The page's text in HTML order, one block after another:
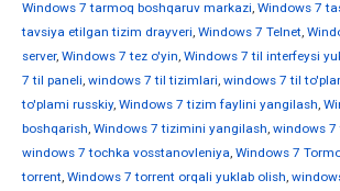
Windows 7 tarmoq boshqaruv markazi, Windows 7
tavsiya etilgan tizim drayveri, Windows 7 Telnet,
server, Windows 7 tez o'yin, Windows 7 til interfeysi
7 til paneli, windows 7 til tizimlari, windows 7 til
to'plami russkiy, Windows 7 tizim faylini yangilash,
boshqarish, Windows 7 tizimini yangilash, windows 7
windows 7 tochka vosstanovleniya, Windows 7
torrent, Windows 7 torrent orqali yuklab olish,